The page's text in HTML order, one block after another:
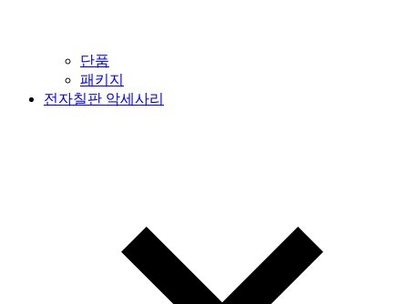
단품
패키지
전자칠판 악세사리